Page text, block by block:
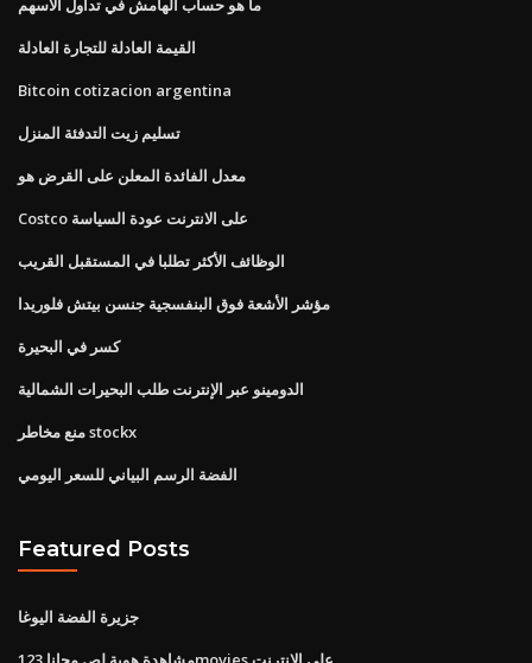
ما هو حساب الهامش في تداول الأسهم
القيمة العادلة للتجارة العادلة
Bitcoin cotizacion argentina
تسليم زيت التدفئة المنزل
معدل الفائدة المعلن على القرض هو
Costco على الانترنت عودة السياسة
الوظائف الأكثر تطلبا في المستقبل القريب
مؤشر الأشعة فوق البنفسجية جنسن بيتش فلوريدا
كسر في البحيرة
الدومينو عبر الإنترنت طلب البحيرات الشمالية
منع مخاطر stockx
الفضة الرسم البياني للسعر اليومي
Featured Posts
جزيرة الفضة اليوغا